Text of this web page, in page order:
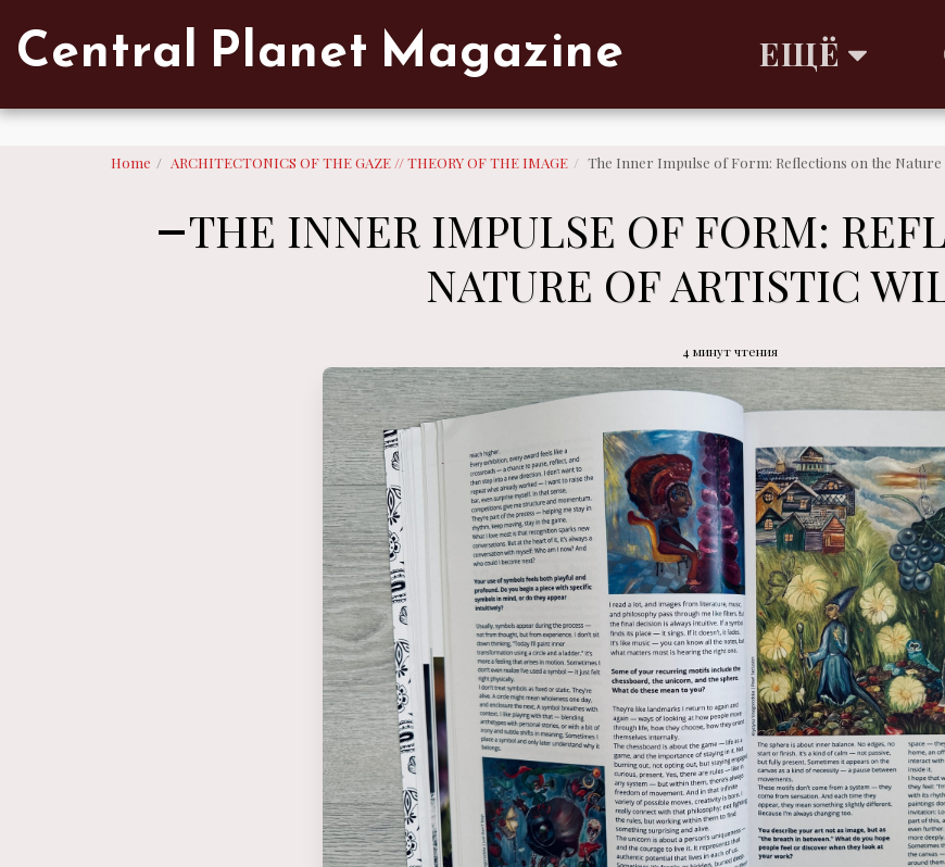
Central Planet Magazine ЕЩЁ
Home ARCHITECTONICS OF THE GAZE // THEORY OF THE IMAGE The Inner Impulse of Form: Reflections on the
THE INNER IMPULSE OF FORM:
NATURE OF ARTISTIC
4 минут чтения